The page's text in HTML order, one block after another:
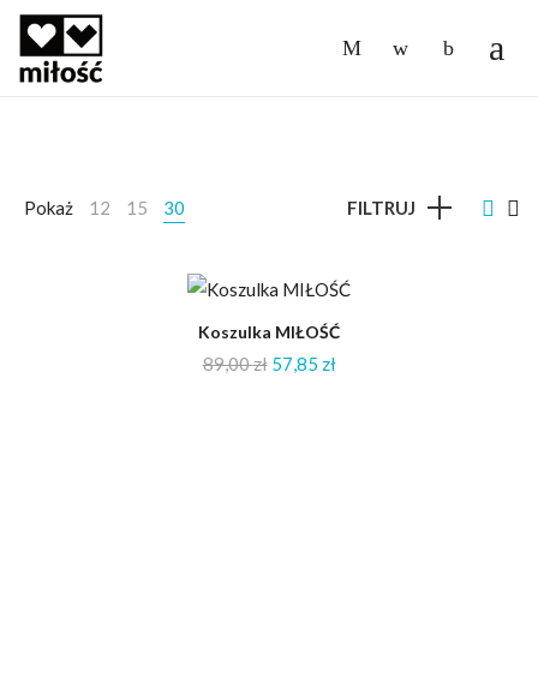
Pokaż 12 15 30 FILTRUJ
Koszulka MIŁOŚĆ
89,00zł 57,85 zł